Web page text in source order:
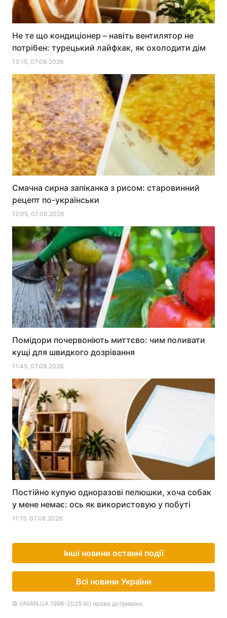
Не те що кондиціонер – навіть вентилятор не
потрібен: турецький лайфхак, як охолодити дім
13:15, 07.08.2026
Смачна сирна запіканка з рисом: старовинний
рецепт по-українськи
12:05, 07.08.2026
Помідори почервоніють миттєво: чим поливати
кущі для швидкого дозрівання
11:45, 07.08.2026
Постійно купую одноразові пелюшки, хоча собак
у мене немає: ось як використовую у побуті
11:15, 07.08.2026
Інші новини останні події
Всі новини України
© UNIAN.UA 1998-2025 Усі права дотримані.